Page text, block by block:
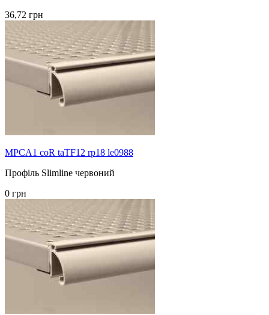
36,72 грн
MPCA1 coR taTF12 rp18 le0988
Профіль Slimline червоний
0 грн